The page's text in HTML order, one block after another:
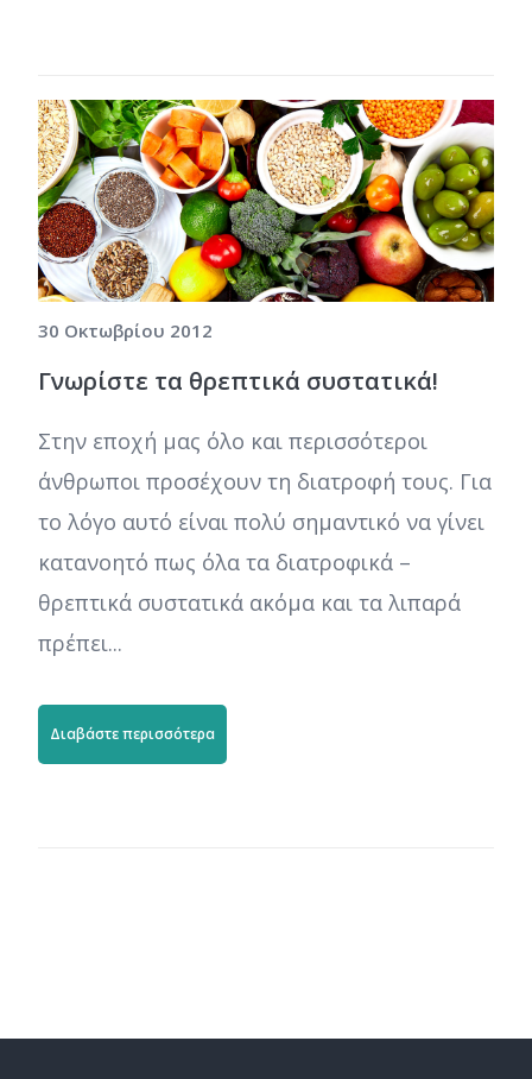
30 Οκτωβρίου 2012
Γνωρίστε τα θρεπτικά συστατικά!
Στην εποχή μας όλο και περισσότεροι
άνθρωποι προσέχουν τη διατροφή τους. Για
το λόγο αυτό είναι πολύ σημαντικό να γίνει
κατανοητό πως όλα τα διατροφικά –
θρεπτικά συστατικά ακόμα και τα λιπαρά
πρέπει...
Διαβάστε περισσότερα